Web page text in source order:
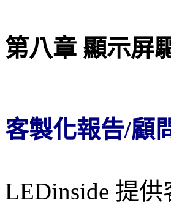
第八章 顯示屏
客製化報告/顧
LEDinside 提